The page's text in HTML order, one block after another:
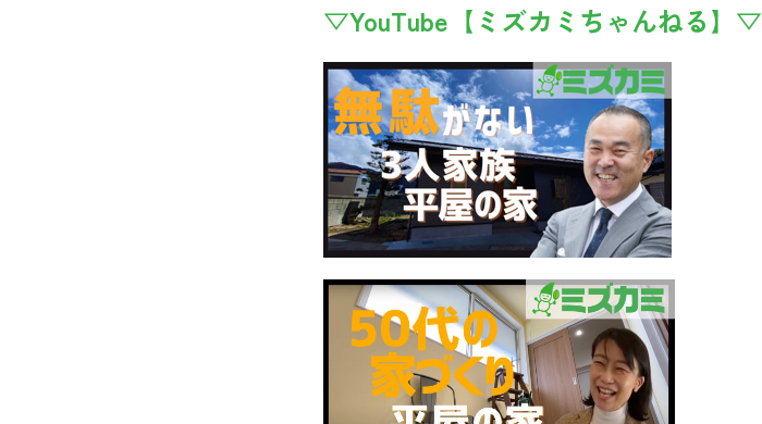
▽YouTube【ミズカミちゃんねる】▽